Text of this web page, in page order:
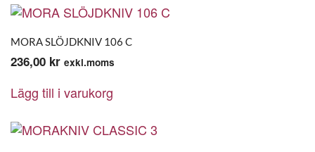
MORA SLÖJDKNIV 106 C
236,00 kr exkl.moms
Lägg till i varukorg